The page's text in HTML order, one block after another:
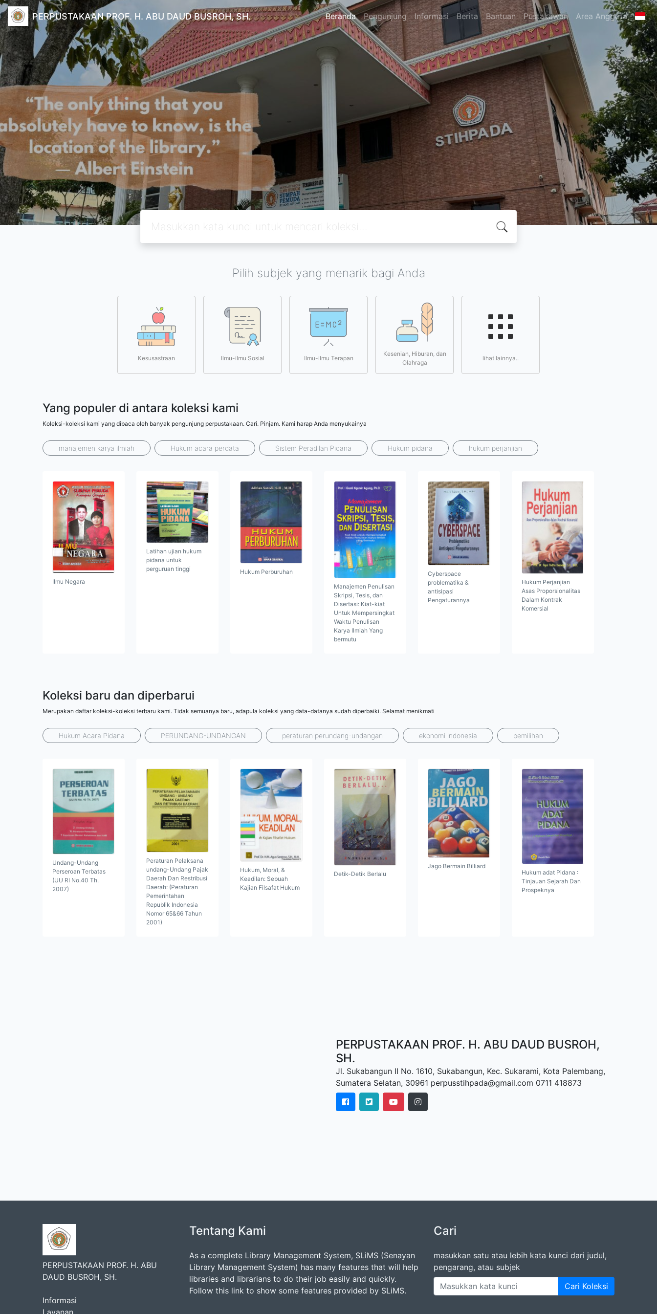
PERPUSTAKAAN PROF. H. ABU DAUD BUSROH, SH. Beranda Pengunjung Informasi Berita Bantuan Pustakawan Area Anggota
Pilih subjek yang menarik bagi Anda
Kesusastraan Ilmu-ilmu Sosial Ilmu-ilmu Terapan
Kesenian, Hiburan, dan
Olahraga
lihat lainnya..
Yang populer di antara koleksi kami
Koleksi-koleksi kami yang dibaca oleh banyak pengunjung perpustakaan. Cari. Pinjam. Kami harap Anda menyukainya
manajemen karya ilmiah Hukum acara perdata Sistem Peradilan Pidana Hukum pidana hukum perjanjian
Ilmu Negara
Latihan ujian hukum
pidana untuk
perguruan tinggi
Hukum Perburuhan
Manajemen Penulisan
Skripsi, Tesis, dan
Disertasi: Kiat-kiat
Untuk Mempersingkat
Waktu Penulisan
Karya Ilmiah Yang
bermutu
Cyberspace
problematika &
antisipasi
Pengaturannya
Hukum Perjanjian
Asas Proporsionalitas
Dalam Kontrak
Komersial
Koleksi baru dan diperbarui
Merupakan daftar koleksi-koleksi terbaru kami. Tidak semuanya baru, adapula koleksi yang data-datanya sudah diperbaiki. Selamat menikmati
Hukum Acara Pidana PERUNDANG-UNDANGAN peraturan perundang-undangan ekonomi indonesia pemilihan
Undang-Undang
Perseroan Terbatas
(UU RI No.40 Th.
2007)
Peraturan Pelaksana
undang-Undang Pajak
Daerah Dan Restribusi
Daerah: (Peraturan
Pemerintahan
Republik Indonesia
Nomor 65&66 Tahun
2001)
Hukum, Moral, &
Keadilan: Sebuah
Kajian Filsafat Hukum
Detik-Detik Berlalu
Jago Bermain Billiard
Hukum adat Pidana :
Tinjauan Sejarah Dan
Prospeknya
PERPUSTAKAAN PROF. H. ABU DAUD BUSROH,
SH.
Jl. Sukabangun II No. 1610, Sukabangun, Kec. Sukarami, Kota Palembang,
Sumatera Selatan, 30961 perpusstihpada@gmail.com 0711 418873
PERPUSTAKAAN PROF. H. ABU
DAUD BUSROH, SH.
Informasi
Tentang Kami
As a complete Library Management System, SLiMS (Senayan
Library Management System) has many features that will help
libraries and librarians to do their job easily and quickly.
Follow this link to show some features provided by SLiMS.
Cari
masukkan satu atau lebih kata kunci dari judul,
pengarang, atau subjek
Cari Koleksi